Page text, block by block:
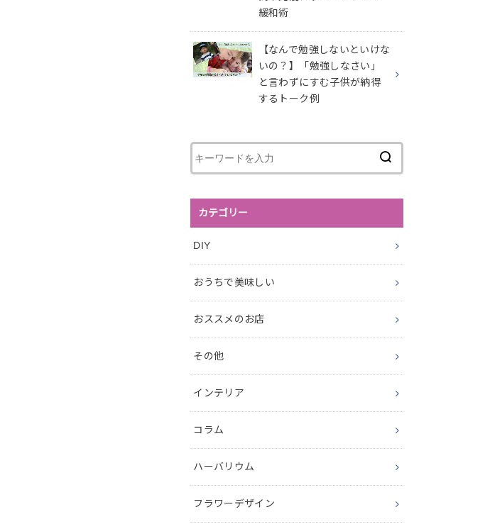
緩和術
【なんで勉強しないといけな
いの？】「勉強しなさい」
と言わずにすむ子供が納得
するトーク例
カテゴリー
DIY
おうちで美味しい
おススメのお店
その他
インテリア
コラム
ハーバリウム
フラワーデザイン